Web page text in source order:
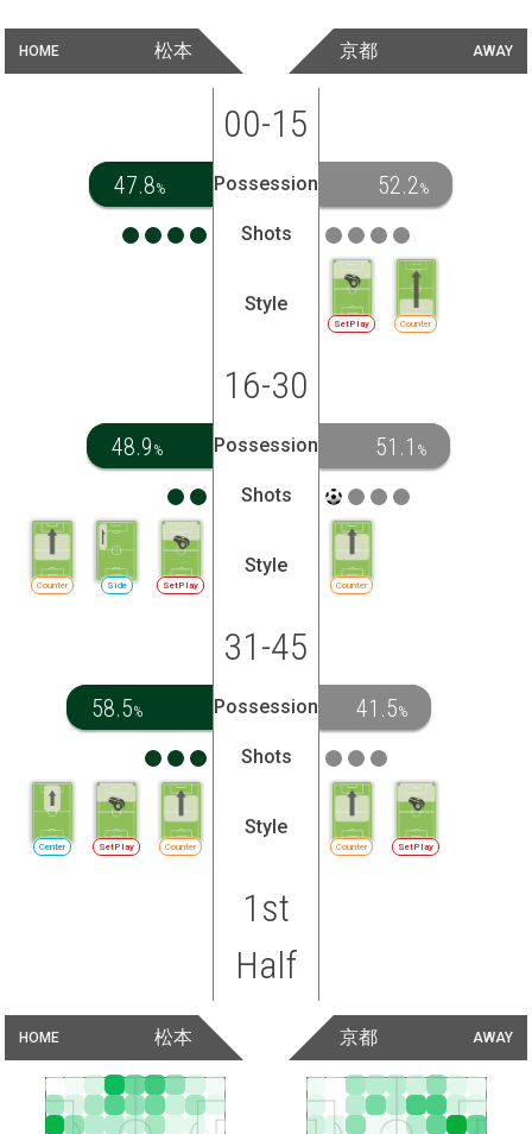
HOME 松本 AWAY
京都
00-15
47.8% Possession 52.2%
Shots
Style
SetPlay Counter
16-30
48.9 % Possession 51.1 %
Shots
SetPlay
Side
Counter
Style
Counter
31-45
58.5% Possession 41.5%
Shots
Counter
SetPlay
Center
Style
Counter SetPlay
1st
Half
HOME 松本 AWAY
京都